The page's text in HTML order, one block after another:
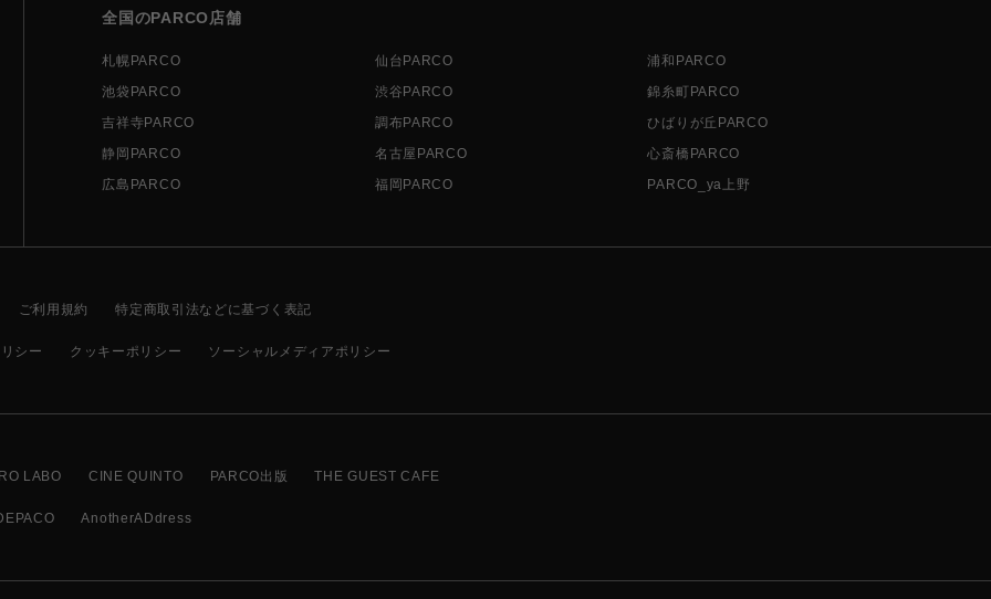
全国のPARCO店舗
札幌PARCO 仙台PARCO
浦和PARCO
池袋PARCO
渋谷PARCO
錦糸町PARCO
吉祥寺PARCO
調布PARCO
ひばりが丘PARCO
静岡PARCO
名古屋PARCO
心斎橋PARCO
広島PARCO
福岡PARCO PARCO_ya上野
ご利用規約 特定商取引法などに基づく表記
シー クッキーポリシー ソーシャルメディアポリシー
LABO CINE QUINTO PARCO出版 THE GUEST CAFE
AnotherADdress